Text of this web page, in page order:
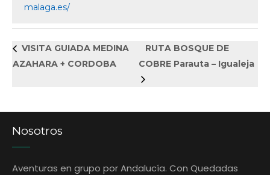
malaga.es/
VISITA GUIADA MEDINA
AZAHARA + CORDOBA
RUTA BOSQUE DE
COBRE Parauta – Igualeja
Nosotros
Aventuras en grupo por Andalucía. Con Quedadas